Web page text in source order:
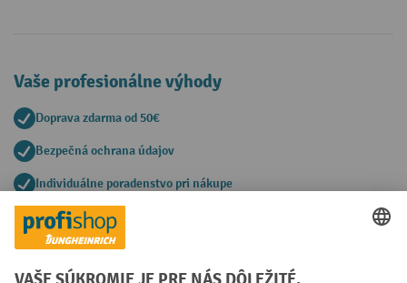
Vaše profesionálne výhody
Doprava zdarma od 50€
Bezpečná ochrana údajov
Individuálne poradenstvo pri nákupe
Spôsoby platby